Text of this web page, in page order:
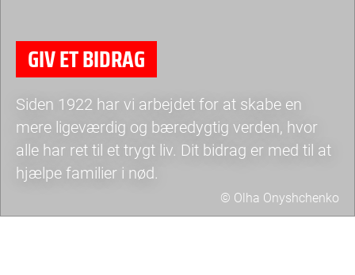
© Olha Onyshchenko
GIV ET BIDRAG
Siden 1922 har vi arbejdet for at skabe en
mere ligeværdig og bæredygtig verden, hvor
alle har ret til et trygt liv. Dit bidrag er med til at
hjælpe familier i nød.